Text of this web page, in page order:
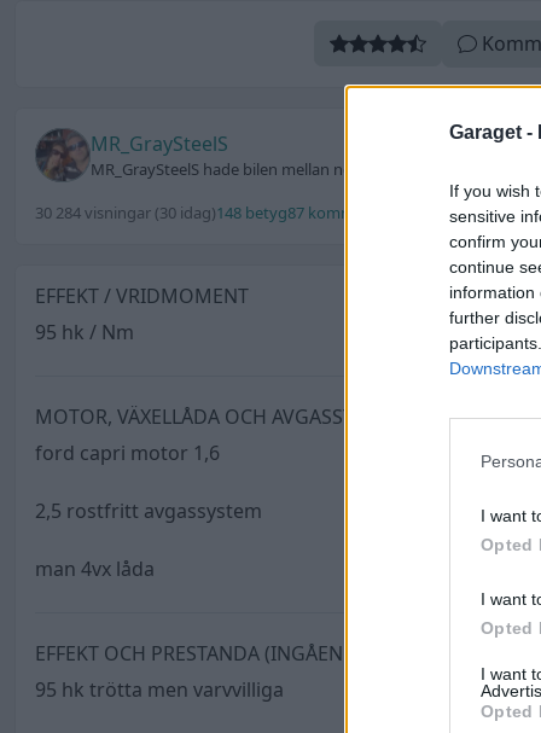
Garaget -
If you wish
sensitive
confirm
continue
information
further
I want
Opted
I want
Opted
I want
Opted
MR_GraySteelS
MR_GraySteelS hade bilen mellan november 2005 och januari
30 284 visningar (30 idag)148 betyg87 kommentarer 14 favoriter7
EFFEKT / VRIDMOMENT
95 hk / Nm
MOTOR, VÄXELLÅDA OCH AVGASSYSTEM
ford capri motor 1,6
2,5 rostfritt avgassystem
man 4vx låda
EFFEKT OCH PRESTANDA (INGÅENDE)
95 hk trötta men varvvilliga